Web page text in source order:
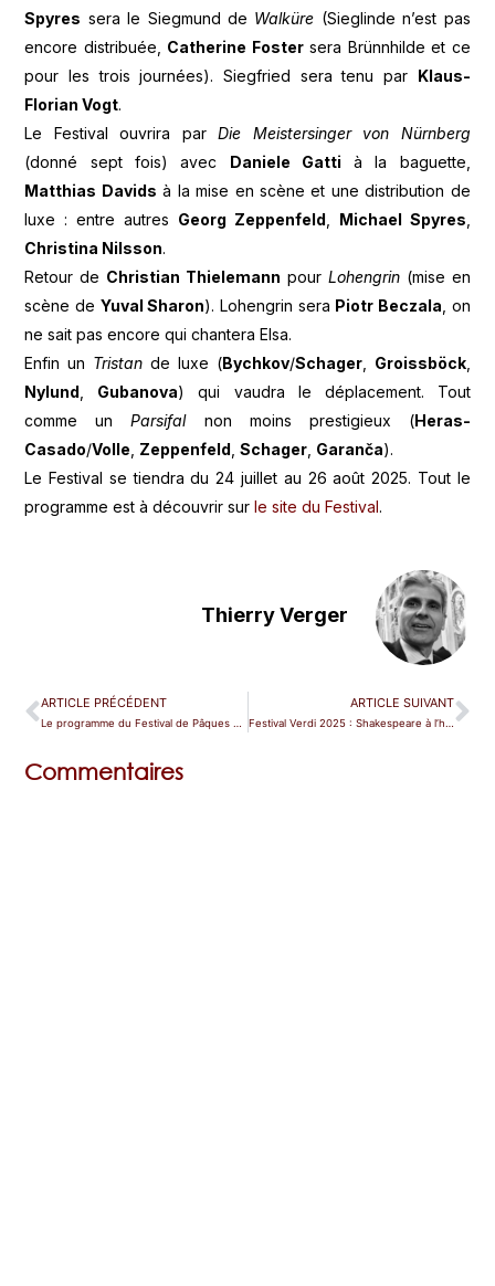
Spyres sera le Siegmund de Walküre (Sieglinde n’est pas
encore distribuée, Catherine Fostersera Brünnhilde et ce
pour les trois journées). Siegfried sera tenu par Klaus-
Florian Vogt.
Le Festival ouvrira parDie Meistersinger von Nürnberg
(donné sept fois) avec Daniele Gatti à la baguette,
Matthias Davids à la mise en scène et une distribution de
luxe : entre autres Georg Zeppenfeld Michael Spyres
Christina Nilsson.
Retour de Christian Thielemann pour Lohengrin(mise en
scène de Yuval Sharon). Lohengrin sera Piotr Beczala , on
ne sait pas encore qui chantera Elsa.
Enfin un Tristan de luxe (Bychkov/Schager, Groissböck,
Nylund
Gubanova) qui vaudra le déplacement. Tout
comme unParsifalnon moins prestigieux (Heras-
Casado/Volle Zeppenfeld ,Schager Garanča).
Le Festival se tiendra du 24 juillet au 26 août 2025. Tout le
programme est à découvrir surle site du Festival.
Thierry Verger
ARTICLE PRÉCÉDENT
Le programme du Festival de Pâques d’Aix 2025 est paru
ARTICLE SUIVANT
Festival Verdi 2025 : Shakespeare à l’honneur
Commentaires